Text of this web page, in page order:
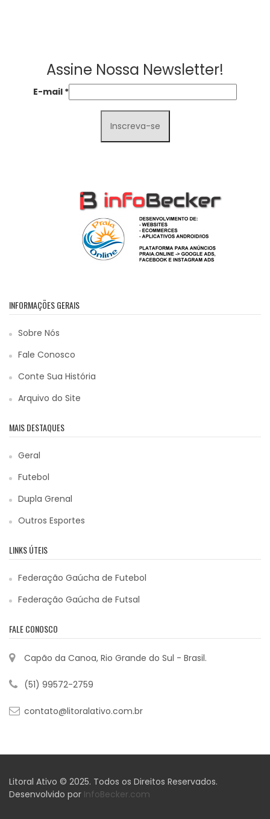
Assine Nossa Newsletter!
E-mail *
INFORMAÇÕES GERAIS
Sobre Nós
Fale Conosco
Conte Sua História
Arquivo do Site
MAIS DESTAQUES
Geral
Futebol
Dupla Grenal
Outros Esportes
LINKS ÚTEIS
Federação Gaúcha de Futebol
Federação Gaúcha de Futsal
FALE CONOSCO
Capão da Canoa, Rio Grande do Sul - Brasil.
(51) 99572-2759
contato@litoralativo.com.br
Litoral Ativo © 2025. Todos os Direitos Reservados.
Desenvolvido por InfoBecker.com